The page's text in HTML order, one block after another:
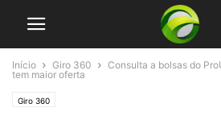
Início Giro 360
Consulta a bolsas do
tem maior oferta
Giro 360